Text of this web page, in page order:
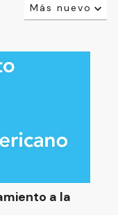
Más nuevo
a la